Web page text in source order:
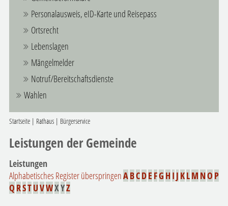
Personalausweis, eID-Karte und Reisepass
Ortsrecht
Lebenslagen
Mängelmelder
Notruf/Bereitschaftsdienste
Wahlen
Startseite| Rathaus| Bürgerservice
Leistungen der Gemeinde
Leistungen
Alphabetisches Register überspringenABCDE FG H I J KLM NO P
Q RSTUVWXYZ